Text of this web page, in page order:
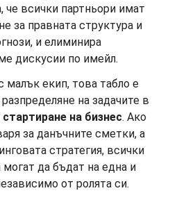
че всички партньори имат
за правната структура и
и елиминира
дискусии по имейл.
малък екип, това табло е
на задачите в
стартиране на бизнес. Ако
за данъчните сметки, а
стратегия, всички
могат да бъдат на една и
от ролята си.